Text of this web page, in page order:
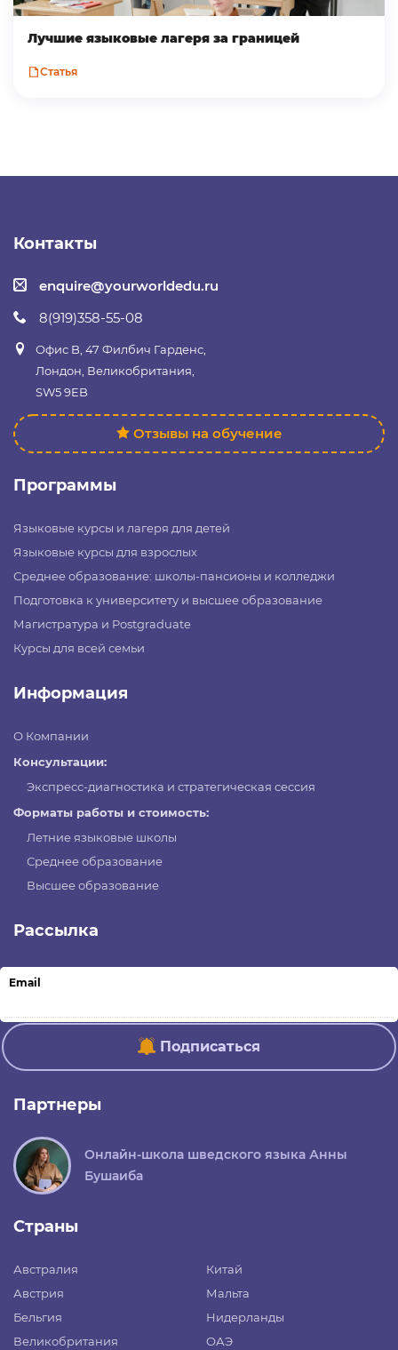
Лучшие языковые лагеря за границей
Статья
Контакты
enquire@yourworldedu.ru
8(919)358-55-08
Офис B, 47 Филбич Гарденс,
Лондон, Великобритания,
SW5 9EB
Отзывы на обучение
Программы
Языковые курсы и лагеря для детей
Языковые курсы для взрослых
Среднее образование: школы-пансионы и колледжи
Подготовка к университету и высшее образование
Магистратура и Postgraduate
Курсы для всей семьи
Информация
О Компании
Консультации:
Экспресс-диагностика и стратегическая сессия
Форматы работы и стоимость:
Летние языковые школы
Среднее образование
Высшее образование
Рассылка
Email
Подписаться
Партнеры
Онлайн-школа шведского языка Анны
Бушаиба
Страны
Австралия
Австрия
Бельгия
Великобритания
Китай
Мальта
Нидерланды
ОАЭ